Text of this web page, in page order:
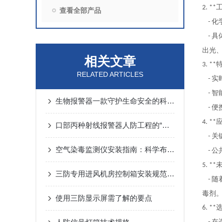
查看全部产品
相关文章
RELATED ARTICLES
生物报警器一款守护生命安全的科技哨兵
口部丙种射线报警器人防工程的“核生化”哨兵
空气染毒监测仪安装指南：科学布局与规范操作的关键步骤
三防专用进风机房控制箱安装规范详解
使用三防显示屏需了解的要点
2. **
- 化
- 具
出光
3. **
- 实
- 智
- 便
4. **
- 关
- 公
5. **
- 随
毒剂
6. **